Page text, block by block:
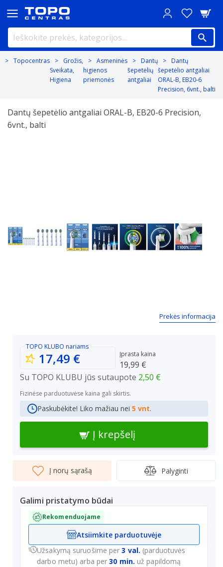
Topocentras
Grožis,
Sveikata,
Higiena
Asmeninės
higienos
priemonės
Dantų
šepetėlių
antgaliai
Dantų
šepetėlio antgaliai
ORAL-B, EB20-6
Precision, 6vnt., balti
Dantų šepetėlio antgaliai ORAL-B, EB20-6 Precision,
6vnt., balti
Prekės informacija
TOPO KLUBO nariams
17,49 € Įprasta kaina
19,99 €
Su TOPO KLUBU jūs sutaupote 2,50 €
Fizinėse parduotuvėse kaina gali skirtis.
Paskubėkite! Liko mažiau nei 5 vnt.
Į krepšelį
Į norų sąrašą Palyginti
Galimi pristatymo būdai
Rekomenduojame
Atsiimkite parduotuvėje
Užsakymą suruošime per3 val. (parduotuvės
darbo metu) arba per30 min. už papildomą